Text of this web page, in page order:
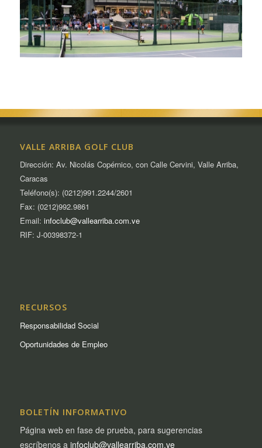
VALLE ARRIBA GOLF CLUB
Dirección: Av. Nicolás Copérnico, con Calle Cervini, Valle Arriba,
Caracas
Teléfono(s): (0212)991.2244/2601
Fax: (0212)992.9861
Email: infoclub@vallearriba.com.ve
RIF: J-00398372-1
RECURSOS
Responsabilidad Social
Oportunidades de Empleo
BOLETÍN INFORMATIVO
Página web en fase de prueba, para sugerencias
escríbenos a infoclub@vallearriba.com.ve